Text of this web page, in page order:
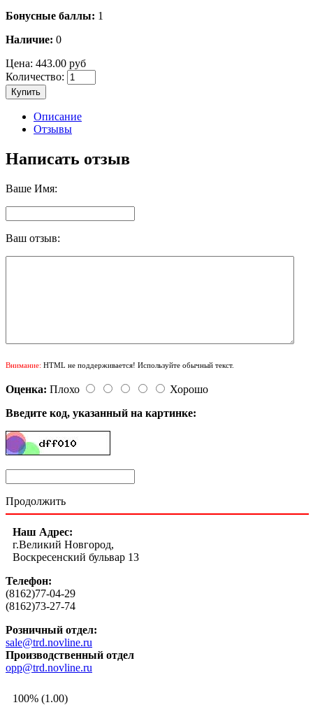
Бонусные баллы: 1
Наличие: 0
Цена: 443.00 руб
Количество:
Купить
Описание
Отзывы
Написать отзыв
Ваше Имя:
Ваш отзыв:
Внимание: HTML не поддерживается! Используйте обычный текст.
Оценка: Плохо
Хорошо
Введите код, указанный на картинке:
Продолжить
Наш Адрес:
г.Великий Новгород,
Воскресенский бульвар 13
Телефон:
(8162)77-04-29
(8162)73-27-74
Розничный отдел:
sale@trd.novline.ru
Производственный отдел
opp@trd.novline.ru
100% (1.00)